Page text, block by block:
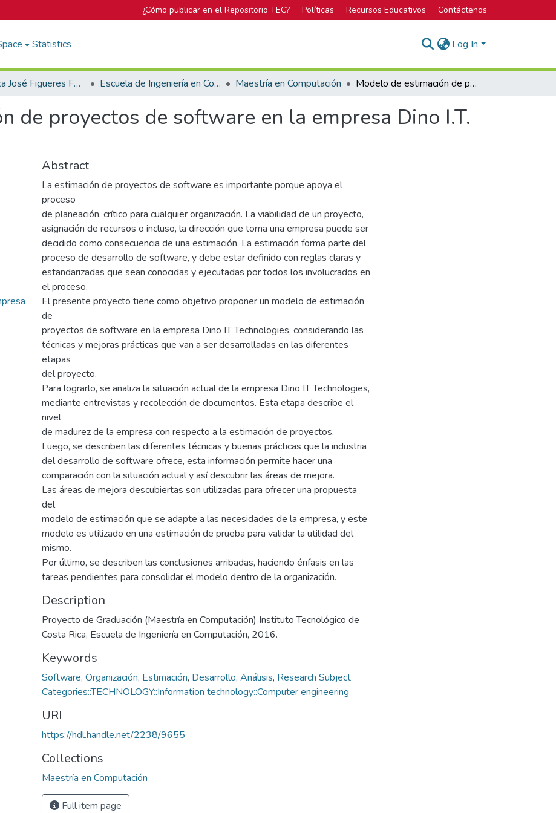
¿Cómo publicar en el Repositorio TEC? Políticas Recursos Educativos Contáctenos
Statistics Log In
Biblioteca José Figueres Ferrer Escuela de Ingeniería en Computación Maestría en Computación Modelo de estimación de proyectos de software en la empresa Dino I.T. Technologies
de proyectos de software en la empresa Dino I.T.
Abstract
La estimación de proyectos de software es importante porque apoya el
proceso
de planeación, crítico para cualquier organización. La viabilidad de un proyecto,
asignación de recursos o incluso, la dirección que toma una empresa puede ser
decidido como consecuencia de una estimación. La estimación forma parte del
proceso de desarrollo de software, y debe estar definido con reglas claras y
estandarizadas que sean conocidas y ejecutadas por todos los involucrados en
el proceso.
El presente proyecto tiene como objetivo proponer un modelo de estimación
de
proyectos de software en la empresa Dino IT Technologies, considerando las
técnicas y mejoras prácticas que van a ser desarrolladas en las diferentes
etapas
del proyecto.
Para lograrlo, se analiza la situación actual de la empresa Dino IT Technologies,
mediante entrevistas y recolección de documentos. Esta etapa describe el
nivel
de madurez de la empresa con respecto a la estimación de proyectos.
Luego, se describen las diferentes técnicas y buenas prácticas que la industria
del desarrollo de software ofrece, esta información permite hacer una
comparación con la situación actual y así descubrir las áreas de mejora.
Las áreas de mejora descubiertas son utilizadas para ofrecer una propuesta
del
modelo de estimación que se adapte a las necesidades de la empresa, y este
modelo es utilizado en una estimación de prueba para validar la utilidad del
mismo.
Por último, se describen las conclusiones arribadas, haciendo énfasis en las
tareas pendientes para consolidar el modelo dentro de la organización.
Description
Proyecto de Graduación (Maestría en Computación) Instituto Tecnológico de
Costa Rica, Escuela de Ingeniería en Computación, 2016.
Keywords
Software, Organización, Estimación, Desarrollo, Análisis, Research Subject
Categories::TECHNOLOGY::Information technology::Computer engineering
URI
https://hdl.handle.net/2238/9655
Collections
Maestría en Computación
Full item page